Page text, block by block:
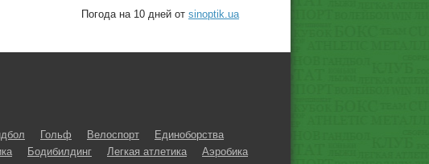
Погода на 10 дней от sinoptik.ua
Гольф Велоспорт
Единоборства
Бодибилдинг Легкая атлетика
Аэробика